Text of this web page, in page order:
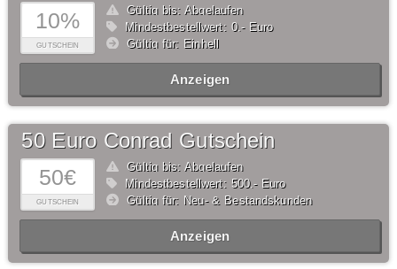
10%
GUTSCHEIN
Gültig bis: Abgelaufen
Mindestbestellwert: 0,- Euro
Gültig für: Einhell
Anzeigen
50€
GUTSCHEIN
50 Euro Conrad Gutschein
Gültig bis: Abgelaufen
Mindestbestellwert: 500,- Euro
Gültig für: Neu- & Bestandskunden
Anzeigen